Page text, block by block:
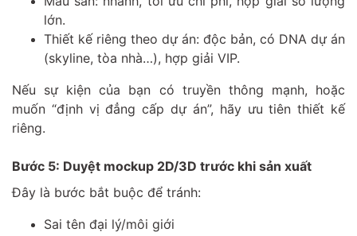
lớn.
Thiết kế riêng theo dự án: độc bản, có DNA dự án
(skyline, tòa nhà…), hợp giải VIP.
Nếu sự kiện của bạn có truyền thông mạnh, hoặc
muốn “định vị đẳng cấp dự án”, hãy ưu tiên thiết kế
riêng.
Bước 5: Duyệt mockup 2D/3D trước khi sản xuất
Đây là bước bắt buộc để tránh:
Sai tên đại lý/môi giới